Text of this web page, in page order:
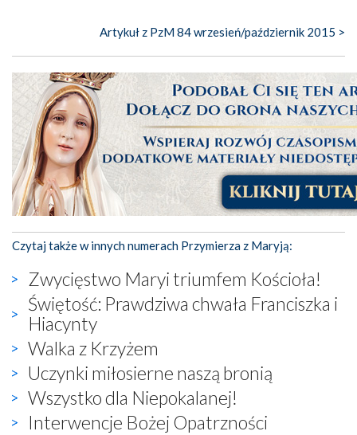
Artykuł z PzM 84 wrzesień/październik 2015 >
Czytaj także w innych numerach Przymierza z Maryją:
Zwycięstwo Maryi triumfem Kościoła!
Świętość: Prawdziwa chwała Franciszka i
Hiacynty
Walka z Krzyżem
Uczynki miłosierne naszą bronią
Wszystko dla Niepokalanej!
Interwencje Bożej Opatrzności